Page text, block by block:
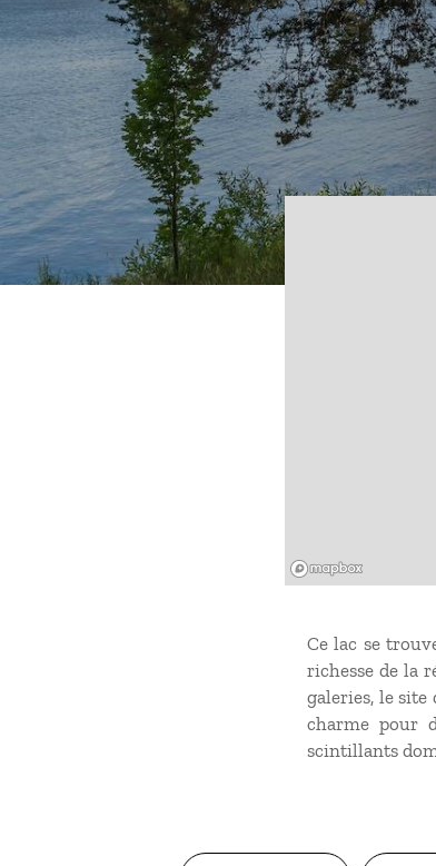
Ce lac se
richesse de la
galeries, le site
charme pour
scintillants